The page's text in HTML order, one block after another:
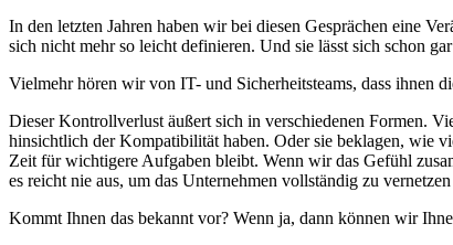
In den letzten Jahren haben wir bei diesen Gesprächen eine
sich nicht mehr so leicht definieren. Und sie lässt sich schon
Vielmehr hören wir von IT- und Sicherheitsteams, dass ihnen
Dieser Kontrollverlust äußert sich in verschiedenen Formen.
hinsichtlich der Kompatibilität haben. Oder sie beklagen, wie
Zeit für wichtigere Aufgaben bleibt. Wenn wir das Gefühl
es reicht nie aus, um das Unternehmen vollständig zu
Kommt Ihnen das bekannt vor? Wenn ja, dann können wir